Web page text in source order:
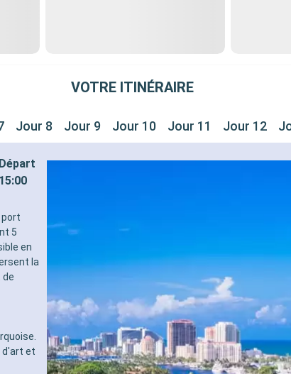
VOTRE ITINÉRAIRE
Jour 8 Jour 9 Jour 10 Jour 11 Jour 12
Départ
15:00
port
5
en
la
de
d'art et